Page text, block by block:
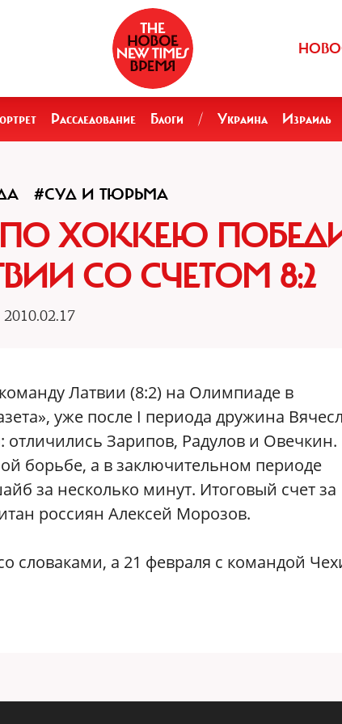
Расследование Блоги / Украина Израиль
#СУД И ТЮРЬМА
ХОККЕЮ
СО СЧЕТОМ 8:2
2010.02.17
Латвии (8:2) на Олимпиаде в
уже после I периода дружина
Зарипов, Радулов и Овечкин.
борьбе, а в заключительном периоде
за несколько минут. Итоговый счет за
россиян Алексей Морозов.
словаками, а 21 февраля с командой